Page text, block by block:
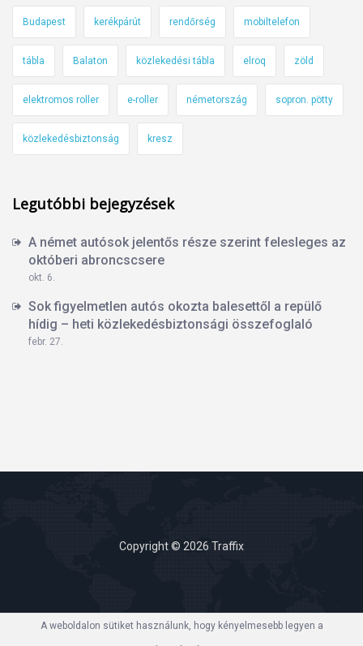
Budapest kerékpárút rendőrség mobiltelefon
tábla Balaton közlekedési tábla elroq zöld
elektromos roller e-roller németország sopron. pötty
közlekedésbiztonság kresz
Legutóbbi bejegyzések
A német autósok jelentős része szerint felesleges az
októberi abroncscsere
okt. 6.
Sok figyelmetlen autós okozta balesettől a repülő
hídig – heti közlekedésbiztonsági összefoglaló
febr. 27.
Copyright © 2026 Traffix
A weboldalon sütiket használunk, hogy kényelmesebb legyen a